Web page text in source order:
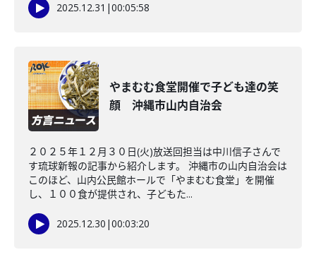
2025.12.31 |00:05:58
やまむむ食堂開催で子ども達の笑
顔 沖縄市山内自治会
２０２５年１２月３０日(火)放送回担当は中川信子さんで
す琉球新報の記事から紹介します。 沖縄市の山内自治会は
このほど、山内公民館ホールで「やまむむ食堂」を開催
し、１００食が提供され、子どもた...
2025.12.30 |00:03:20